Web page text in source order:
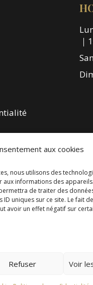
aux cookies
nous utilisons des
informations des
de traiter des
uniques sur ce site. Le fait
avoir un effet négatif sur
Refuser Voir